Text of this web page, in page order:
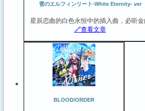
雪のエルフィンリート-White Eternity- ver
星辰恋曲的白色永恒中的插入曲，必听金
🔗️查看文章
BLOOD/ORDER